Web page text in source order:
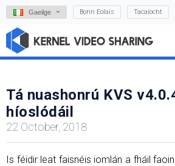
Gaeilge Bonn Eolais Tacaíocht
Tá nuashonrú KVS
híoslódáil
22 October, 2018
Is féidir leat faisnéis iomlán a fháil